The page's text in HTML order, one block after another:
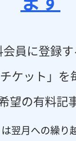
会員に登録
ケット」
望の有料記
翌月への繰り